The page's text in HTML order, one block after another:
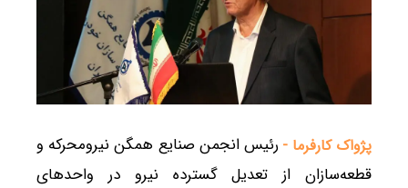
پژواک کارفرما - رئیس انجمن صنایع همگن نیرومحرکه و
قطعه‌سازان از تعدیل گسترده نیرو در واحدهای